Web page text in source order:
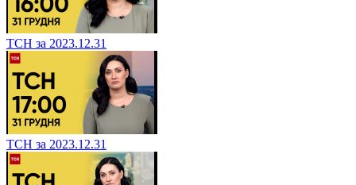
ТСН за 2023.12.31
ТСН за 2023.12.31